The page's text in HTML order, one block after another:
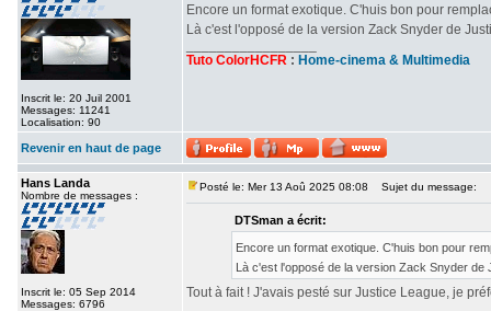
Inscrit le: 20 Juil 2001
Messages: 11241
Localisation: 90
Encore un format exotique. C'huis bon pour
Là c'est l'opposé de la version Zack Snyder de
Tuto ColorHCFR : Home-cinema & Multimedia
Revenir en haut de page
Hans Landa
Nombre de messages :
Inscrit le: 05 Sep 2014
Messages: 6796
Posté le: Mer 13 Aoû 2025 08:08 Sujet du message:
DTSman a écrit:
Encore un format exotique. C'huis bon pour
Là c'est l'opposé de la version Zack Snyder de
Tout à fait ! J'avais pesté sur Justice League, je